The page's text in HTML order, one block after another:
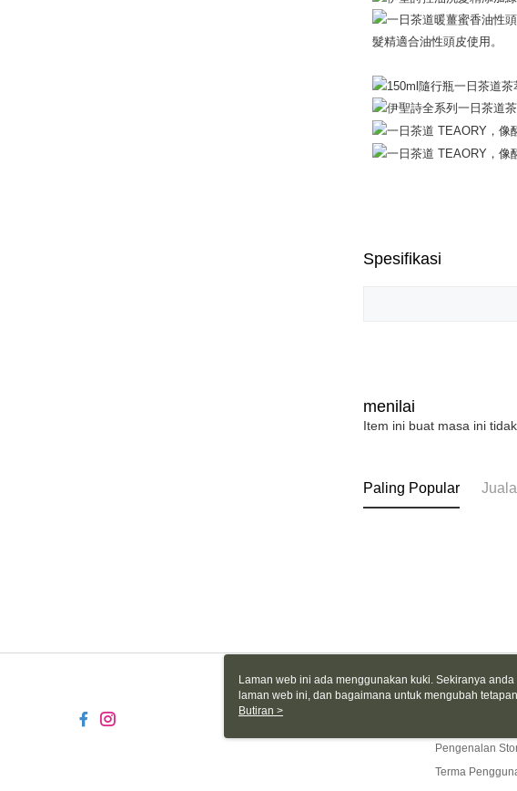
Spesifikasi
menilai
Item ini buat masa ini
Paling Popular
Tentang
Pengenalan
Terma
Laman web ini ada menggunakan kuki. Sekiranya
laman web ini, dan bagaimana untuk mengubah
komputer anda, sila rujuk penerangan mengenai kuki.
komputer anda. Jika anda tidak mahu menggunakan
Butiran >